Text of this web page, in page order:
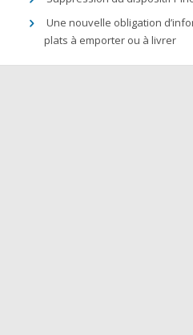
Une nouvelle obligation
plats à emporter ou à livrer